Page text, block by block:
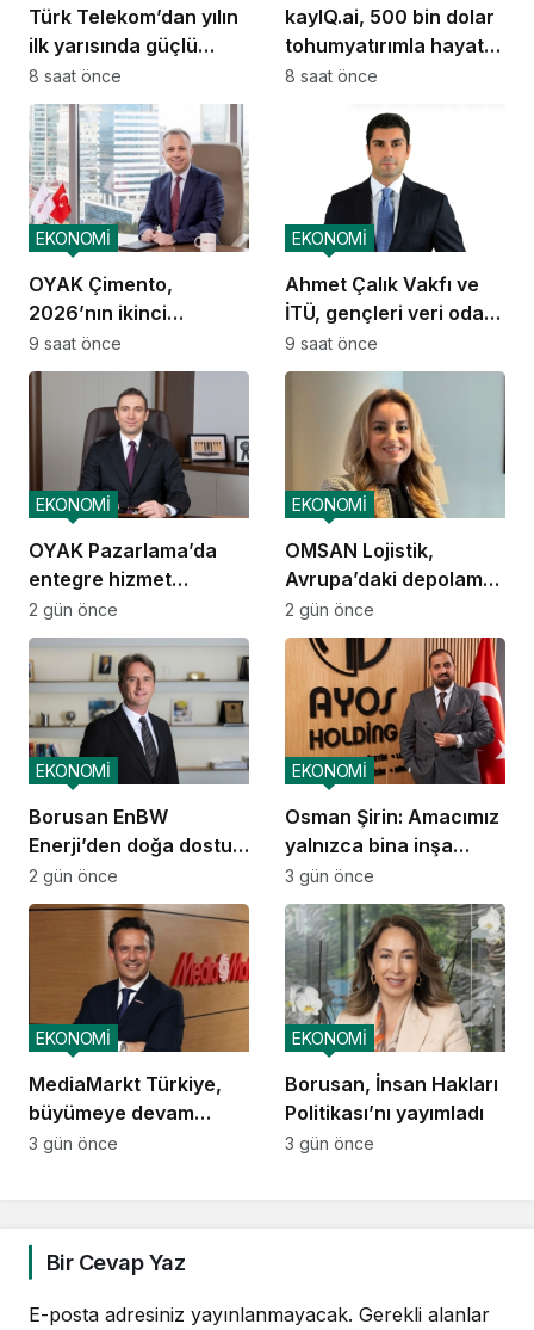
Türk Telekom’dan yılın
ilk yarısında güçlü
performans
8 saat önce
kayIQ.ai, 500 bin dolar
tohumyatırımla hayata
geçti
8 saat önce
OYAK Çimento,
2026’nın ikinci
çeyreğinde olumlu
performansını
EKONOMİ
9 saat önce
Ahmet Çalık Vakfı ve
İTÜ, gençleri veri odaklı
geleceğe hazırlıyor
EKONOMİ
9 saat önce
OYAK Pazarlama’da
entegre hizmet
ekosistemi kuruluyor
EKONOMİ
2 gün önce
OMSAN Lojistik,
Avrupa’daki depolama
ve dağıtım
operasyonlarına
başladı
EKONOMİ
2 gün önce
Borusan EnBW
Enerji’den doğa dostu
proje
EKONOMİ
2 gün önce
Osman Şirin: Amacımız
yalnızca bina inşa
etmek değil,
yatırımcısına
kazandıracak yaşam
alanları üretmek
EKONOMİ
3 gün önce
MediaMarkt Türkiye,
büyümeye devam
ediyor
EKONOMİ
3 gün önce
Borusan, İnsan Hakları
Politikası’nı yayımladı
EKONOMİ
3 gün önce
Bir Cevap Yaz
E-posta adresiniz yayınlanmayacak. Gerekli alanlar